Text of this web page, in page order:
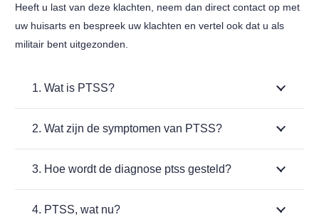
Heeft u last van deze klachten, neem dan direct contact op met
uw huisarts en bespreek uw klachten en vertel ook dat u als
militair bent uitgezonden.
1. Wat is PTSS?
2. Wat zijn de symptomen van PTSS?
3. Hoe wordt de diagnose ptss gesteld?
4. PTSS, wat nu?